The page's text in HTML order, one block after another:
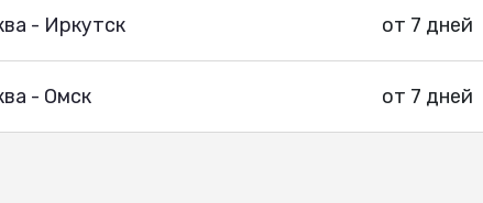
- Иркутск от 7 дней
- Омск от 7 дней